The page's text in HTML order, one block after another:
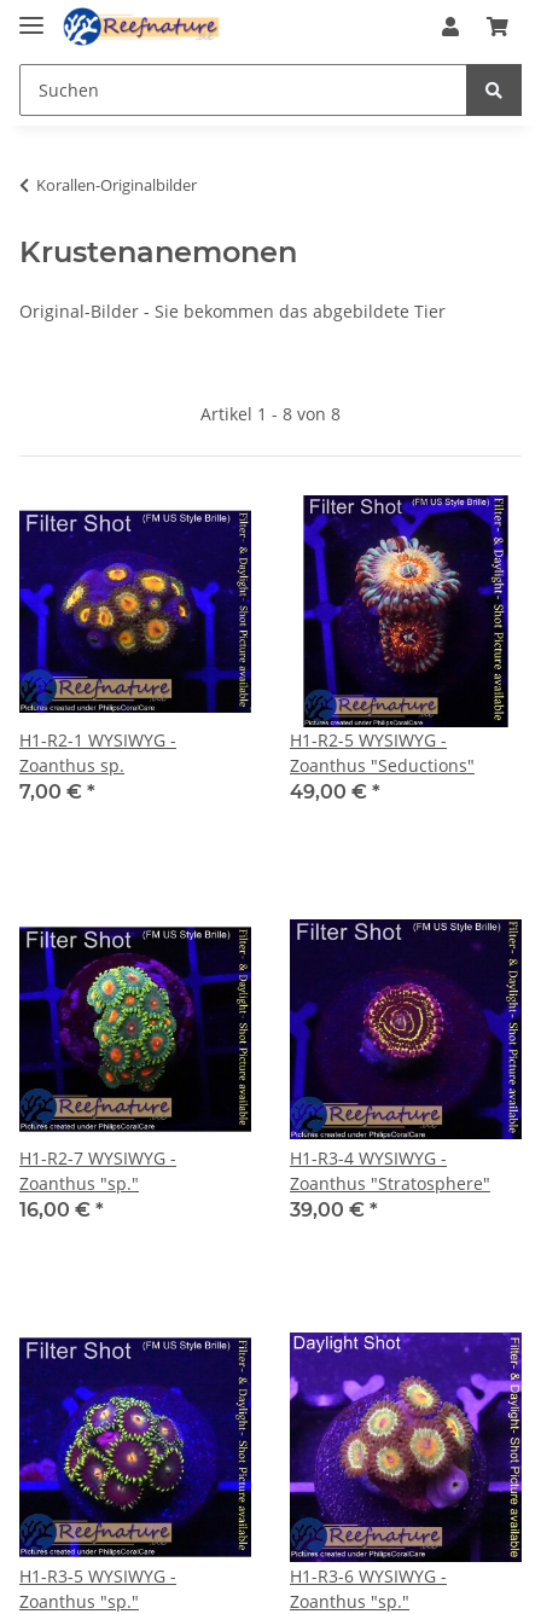
Korallen-Originalbilder
Krustenanemonen
Original-Bilder - Sie bekommen das abgebildete Tier
Artikel 1 - 8 von 8
H1-R2-1 WYSIWYG -
Zoanthus sp.
7,00 € *
H1-R2-5 WYSIWYG -
Zoanthus "Seductions"
49,00 € *
H1-R2-7 WYSIWYG -
Zoanthus "sp."
16,00 € *
H1-R3-4 WYSIWYG -
Zoanthus "Stratosphere"
39,00 € *
H1-R3-5 WYSIWYG -
Zoanthus "sp."
H1-R3-6 WYSIWYG -
Zoanthus "sp."